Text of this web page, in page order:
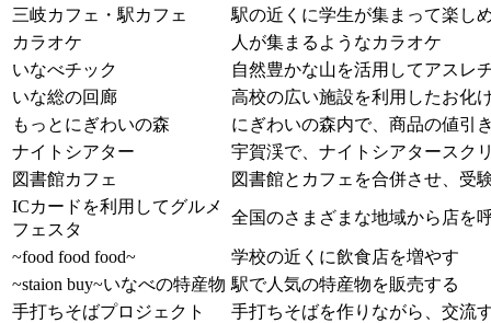
三岐カフェ・駅カフェ
駅の近くに学生が集まって楽し
カラオケ
人が集まるようなカラオケ
いなべチック
自然豊かな山を活用してアスレ
いな総の回廊
高校の広い施設を利用したお化
もっとにぎわいの森
にぎわいの森内で、商品の値引
ナイトシアター
宇賀渓で、ナイトシアタースク
図書館カフェ
図書館とカフェを合併させ、受
ICカードを利用してグルメ
フェスタ
全国のさまざまな地域から店を
~food food food~
学校の近くに飲食店を増やす
~staion buy~いなべの特産物 駅で人気の特産物を販売する
手打ちそばプロジェクト
手打ちそばを作りながら、交流